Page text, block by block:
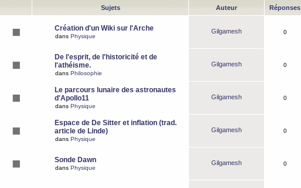
Sujets Auteur Réponses
Création d'un Wiki sur l'Arche
dans Physique
Gilgamesh 0
De l'esprit, de l'historicité et de
l'athéisme.
dans Philosophie
Gilgamesh 0
Le parcours lunaire des astronautes
d'Apollo11
dans Physique
Gilgamesh 0
Espace de De Sitter et inflation (trad.
article de Linde)
dans Physique
Gilgamesh 0
Sonde Dawn
dans Physique
Gilgamesh 0